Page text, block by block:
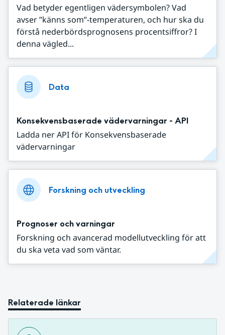
Vad betyder egentligen vädersymbolen? Vad
avser ”känns som”-temperaturen, och hur ska du
förstå nederbördsprognosens procentsiffror? I
denna vägled...
Data
Konsekvensbaserade vädervarningar - API
Ladda ner API för Konsekvensbaserade
vädervarningar
Forskning och utveckling
Prognoser och varningar
Forskning och avancerad modellutveckling för att
du ska veta vad som väntar.
Relaterade länkar